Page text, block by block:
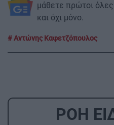
μάθετε πρώτοι όλες
και όχι μόνο.
Αντώνης Καφετζόπουλος
ΡΟΗ